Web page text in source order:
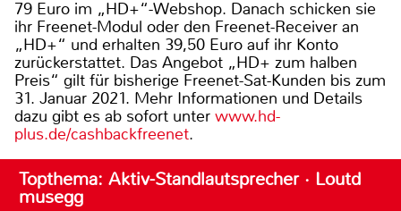
79 Euro im „HD+“-Webshop. Danach schicken sie
ihr Freenet-Modul oder den Freenet-Receiver an
„HD+“ und erhalten 39,50 Euro auf ihr Konto
zurückerstattet. Das Angebot „HD+ zum halben
Preis“ gilt für bisherige Freenet-Sat-Kunden bis zum
31. Januar 2021. Mehr Informationen und Details
dazu gibt es ab sofort unter www.hd-
plus.de/cashbackfreenet.
Topthema: Aktiv-Standlautsprecher · Loutd
musegg